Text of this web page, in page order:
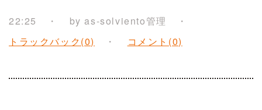
byas-solviento管理
22:25
トラックバック(0)
コメント(0)